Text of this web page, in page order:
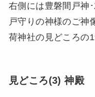
右側には豊磐間戸神
戸守りの神様のご神
荷神社の見どころの1
見どころ(3) 神殿